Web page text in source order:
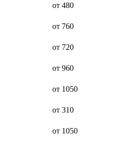
беспроводной зарядкой
от 480
от 760
от 720
от 960
от 1050
от 310
от 1050